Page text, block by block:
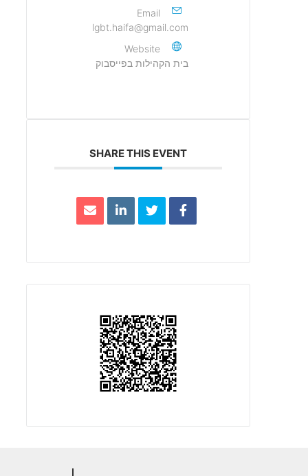
Email
lgbt.haifa@gmail.com
Website
בית הקהילות בפייסבוק
SHARE THIS EVENT